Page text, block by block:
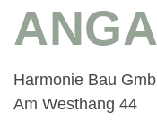
Harmonie Bau
Am Westhang 44